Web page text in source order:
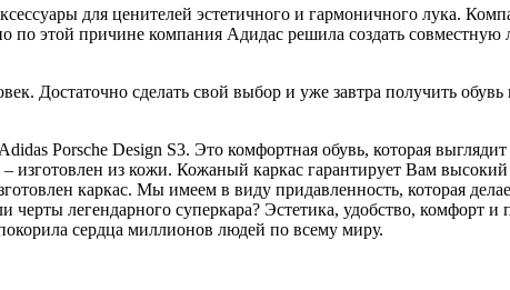
для ценителей эстетичного и гармоничного лука.
этой причине компания Адидас решила создать совместную
Достаточно сделать свой выбор и уже завтра получить обувь
Porsche Design S3. Это комфортная обувь, которая
изготовлен из кожи. Кожаный каркас гарантирует Вам
каркас. Мы имеем в виду придавленность, которая
легендарного суперкара? Эстетика, удобство, комфорт и
сердца миллионов людей по всему миру.